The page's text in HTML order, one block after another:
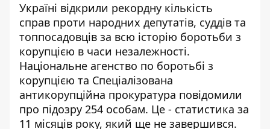
Україні відкрили рекордну кількість
справ проти народних депутатів, суддів та
топпосадовців за всю історію боротьби з
корупцією в часи незалежності.
Національне агенство по боротьбі з
корупцією та Спеціалізована
антикорупційна прокуратура повідомили
про підозру 254 особам. Це - статистика за
11 місяців року, який ще не завершився.